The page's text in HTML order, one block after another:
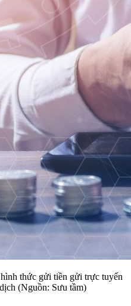
thức gửi tiền gửi trực tuyến
(Nguồn: Sưu tầm)